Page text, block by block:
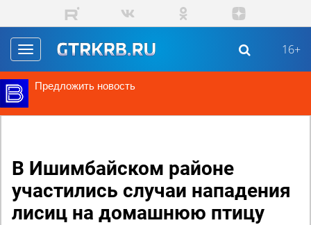
Перейти к основному содержанию
Toggle
navigation
16+
Предложить новость
В Ишимбайском районе
участились случаи нападения
лисиц на домашнюю птицу